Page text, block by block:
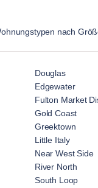
nach
Douglas
Edgewater
Fulton Market
Gold Coast
Greektown
Little Italy
Near West Side
River North
South Loop